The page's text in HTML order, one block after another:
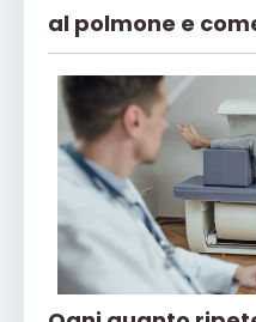
al polmone e